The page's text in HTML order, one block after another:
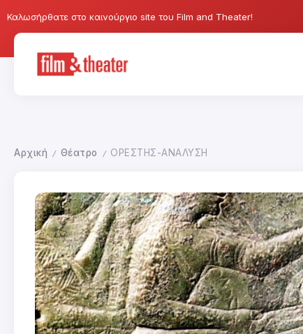
Καλωσήρθατε στο καινούργιο site του Film and Theater!
Αρχική / Θέατρο / ΟΡΕΣΤΗΣ-ΑΝΑΛΥΣΗ